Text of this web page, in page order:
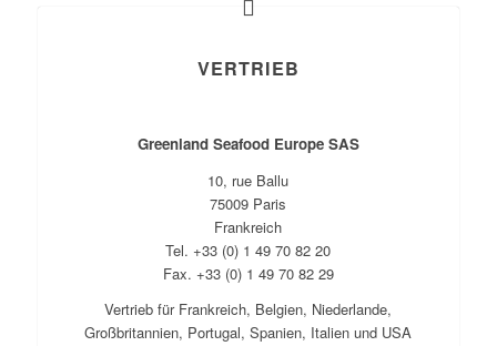
VERTRIEB
Greenland Seafood Europe SAS
10, rue Ballu
75009 Paris
Frankreich
Tel. +33 (0) 1 49 70 82 20
Fax. +33 (0) 1 49 70 82 29
Vertrieb für Frankreich, Belgien, Niederlande,
Großbritannien, Portugal, Spanien, Italien und USA